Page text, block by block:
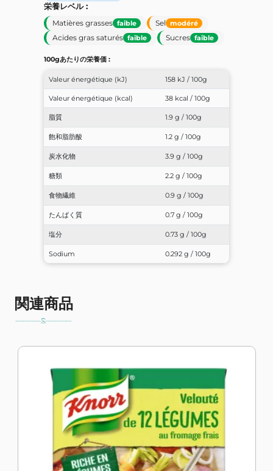
栄養レベル :
Matières grasses faible Sel modéré
Acides gras saturés faible Sucres faible
100gあたりの栄養価 :
Valeur énergétique (kJ) 158 kJ / 100g
Valeur énergétique (kcal) 38 kcal / 100g
脂質 1.9 g / 100g
飽和脂肪酸 1.2 g / 100g
炭水化物 3.9 g / 100g
糖類 2.2 g / 100g
食物繊維 0.9 g / 100g
たんぱく質 0.7 g / 100g
塩分 0.73 g / 100g
Sodium 0.292 g / 100g
関連商品